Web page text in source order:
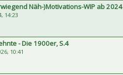
Näh-)Motivations-WIP ab 2024
14:23
- Die 1900er, S.4
10:41